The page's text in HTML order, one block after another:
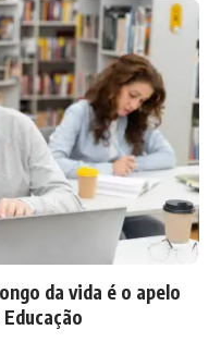
da vida é o apelo